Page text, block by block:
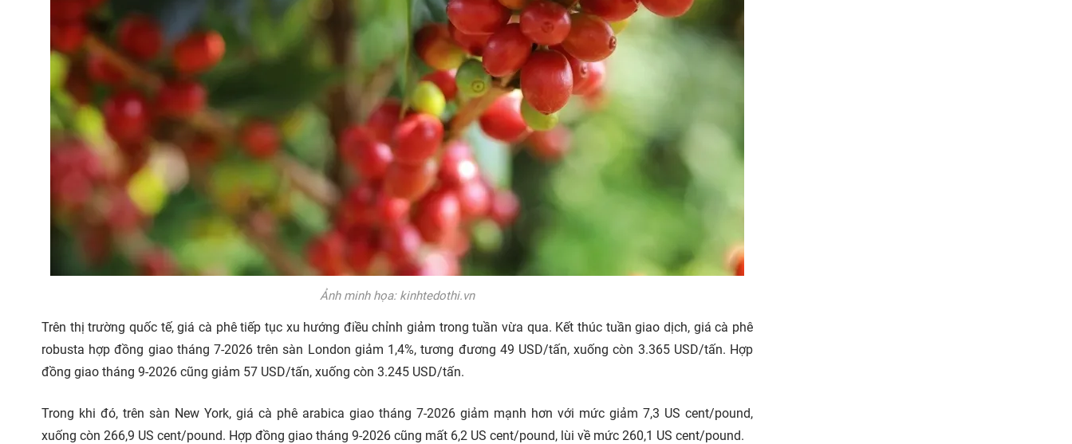
Ảnh minh họa: kinhtedothi.vn
Trên thị trường quốc tế, giá cà phê tiếp tục xu hướng điều chỉnh giảm trong tuần vừa qua. Kết thúc tuần giao dịch, giá cà phê
robusta hợp đồng giao tháng 7-2026 trên sàn London giảm 1,4%, tương đương 49 USD/tấn, xuống còn 3.365 USD/tấn. Hợp
đồng giao tháng 9-2026 cũng giảm 57 USD/tấn, xuống còn 3.245 USD/tấn.
Trong khi đó, trên sàn New York, giá cà phê arabica giao tháng 7-2026 giảm mạnh hơn với mức giảm 7,3 US cent/pound,
xuống còn 266,9 US cent/pound. Hợp đồng giao tháng 9-2026 cũng mất 6,2 US cent/pound, lùi về mức 260,1 US cent/pound.